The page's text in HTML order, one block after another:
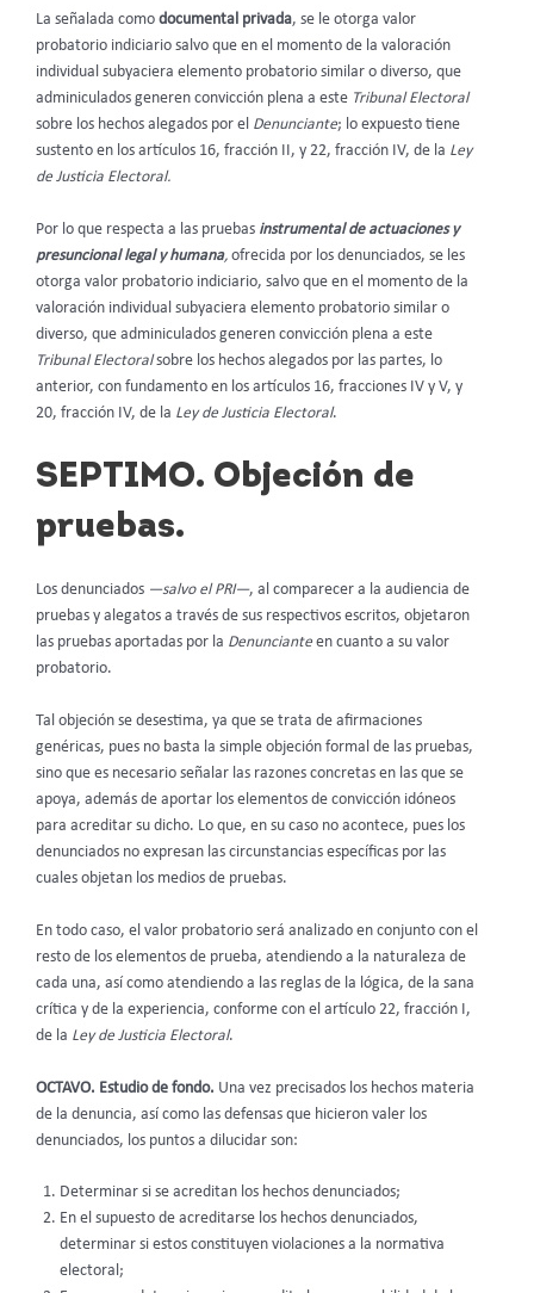
La señalada como documental privada, se le otorga valor
probatorio indiciario salvo que en el momento de la valoración
individual subyaciera elemento probatorio similar o diverso, que
adminiculados generen convicción plena a este Tribunal Electoral
sobre los hechos alegados por el Denunciante; lo expuesto tiene
sustento en los artículos 16, fracción II, y 22, fracción IV, de la Ley
de Justicia Electoral.
Por lo que respecta a las pruebas instrumental de actuaciones y
presuncional legal y humana, ofrecida por los denunciados, se les
otorga valor probatorio indiciario, salvo que en el momento de la
valoración individual subyaciera elemento probatorio similar o
diverso, que adminiculados generen convicción plena a este
Tribunal Electoralsobre los hechos alegados por las partes, lo
anterior, con fundamento en los artículos 16, fracciones IV y V, y
20, fracción IV, de la Ley de Justicia Electoral.
SEPTIMO. Objeción de
pruebas.
Los denunciados —salvo el PRI—, al comparecer a la audiencia de
pruebas y alegatos a través de sus respectivos escritos, objetaron
las pruebas aportadas por la Denuncianteen cuanto a su valor
probatorio.
Tal objeción se desestima, ya que se trata de afirmaciones
genéricas, pues no basta la simple objeción formal de las pruebas,
sino que es necesario señalar las razones concretas en las que se
apoya, además de aportar los elementos de convicción idóneos
para acreditar su dicho. Lo que, en su caso no acontece, pues los
denunciados no expresan las circunstancias específicas por las
cuales objetan los medios de pruebas.
En todo caso, el valor probatorio será analizado en conjunto con el
resto de los elementos de prueba, atendiendo a la naturaleza de
cada una, así como atendiendo a las reglas de la lógica, de la sana
crítica y de la experiencia, conforme con el artículo 22, fracción I,
de la Ley de Justicia Electoral.
OCTAVO. Estudio de fondo. Una vez precisados los hechos materia
de la denuncia, así como las defensas que hicieron valer los
denunciados, los puntos a dilucidar son:
Determinar si se acreditan los hechos denunciados;
En el supuesto de acreditarse los hechos denunciados,
determinar si estos constituyen violaciones a la normativa
electoral;